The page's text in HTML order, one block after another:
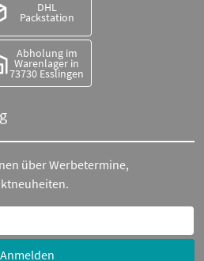
DHL
Packstation
Abholung im
Warenlager in
73730 Esslingen
über Werbetermine,
Anmelden